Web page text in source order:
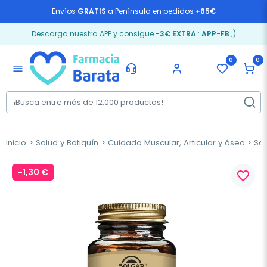
Envíos GRATIS a Península en pedidos +65€
Descarga nuestra APP y consigue -3€ EXTRA: APP-FB ;)
menu
0 0
Inicio Salud y Botiquín Cuidado Muscular, Articular y óseo
-1,30 € favorite_border